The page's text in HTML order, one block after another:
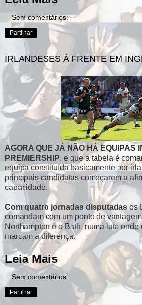
Sem comentários:
Partilhar
IRLANDESES À FRENTE EM
AGORA QUE JÁ NÃO HÁ EQUIPAS
PREMIERSHIP, e que a tabela é
equipa constituída basicamente por
principais candidatas começarem a
capacidade.
Com quatro jornadas disputadas os
comandam com um ponto de
Northampton e o Bath, numa luta onde
marcam a diferença.
Leia Mais
Sem comentários:
Partilhar